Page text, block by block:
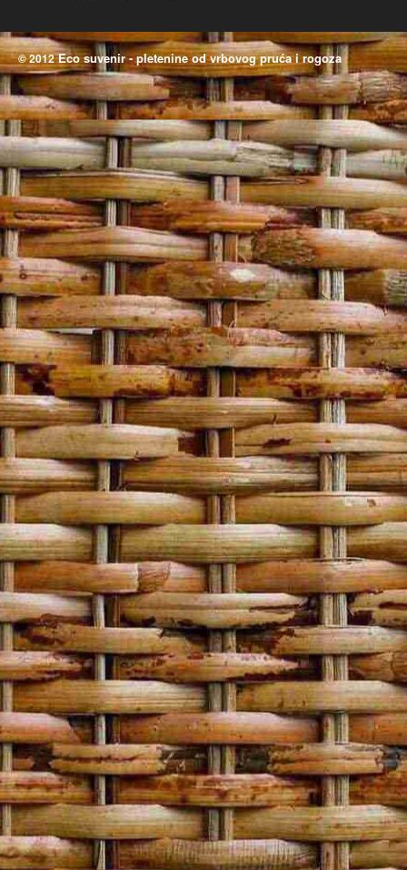
© 2012Eco suvenir - pletenine od vrbovog pruća i rogoza